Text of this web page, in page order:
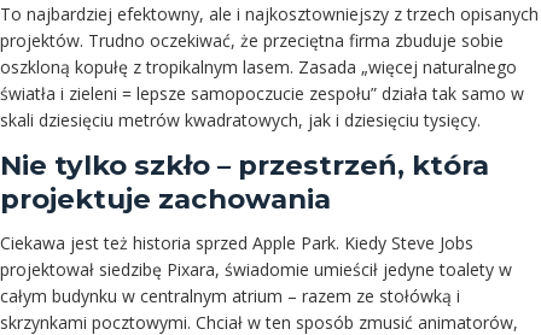
To najbardziej efektowny, ale i najkosztowniejszy z trzech opisanych
projektów. Trudno oczekiwać, że przeciętna firma zbuduje sobie
oszkloną kopułę z tropikalnym lasem. Zasada „więcej naturalnego
światła i zieleni = lepsze samopoczucie zespołu” działa tak samo w
skali dziesięciu metrów kwadratowych, jak i dziesięciu tysięcy.
Nie tylko szkło – przestrzeń, która
projektuje zachowania
Ciekawa jest też historia sprzed Apple Park. Kiedy Steve Jobs
projektował siedzibę Pixara, świadomie umieścił jedyne toalety w
całym budynku w centralnym atrium – razem ze stołówką i
skrzynkami pocztowymi. Chciał w ten sposób zmusić animatorów,